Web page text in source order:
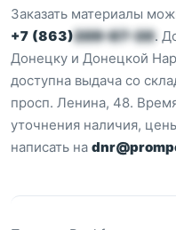
Заказать материалы
+7 (863)209-87-20.
Донецку и Донецкой
доступна выдача со
просп. Ленина, 48.
уточнения наличия,
написать на